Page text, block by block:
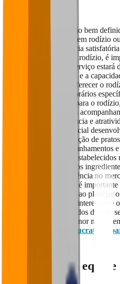
Um modelo de operação bem
sushi, seja ele baseado em rodízio
oferecer uma experiência
restaurante que oferece rodízio, é
horários em que esse serviço
acordo com a demanda e a
geralmente é comum oferecer o
fins de semana, com horários
Definir um preço fixo para o
pratos de sushi e outros
para garantir transparência e
modelo a la carte, é crucial
ofereça uma ampla seleção de
outros, além de acompanhamentos
devem ser claramente
consideração o custo dos
preparação e a concorrência no
de operação escolhido, é
tendências do mercado ao planejar
Por exemplo, pode ser
especiais em determinados dias da
durante períodos de menor
comemorativas mais lucrativas
3. Treine a sua equipe